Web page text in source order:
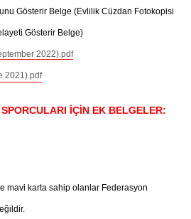
Gösterir Belge (Evlilik Cüzdan Fotokopisi
Gösterir Belge)
2022).pdf
2021).pdf
İÇİN EK BELGELER:
mavi karta sahip olanlar Federasyon